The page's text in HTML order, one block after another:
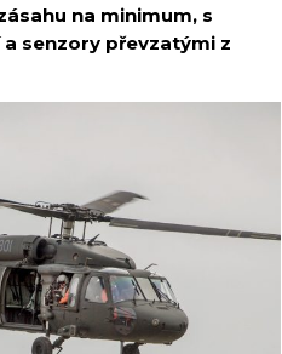
na minimum, s
senzory převzatými z